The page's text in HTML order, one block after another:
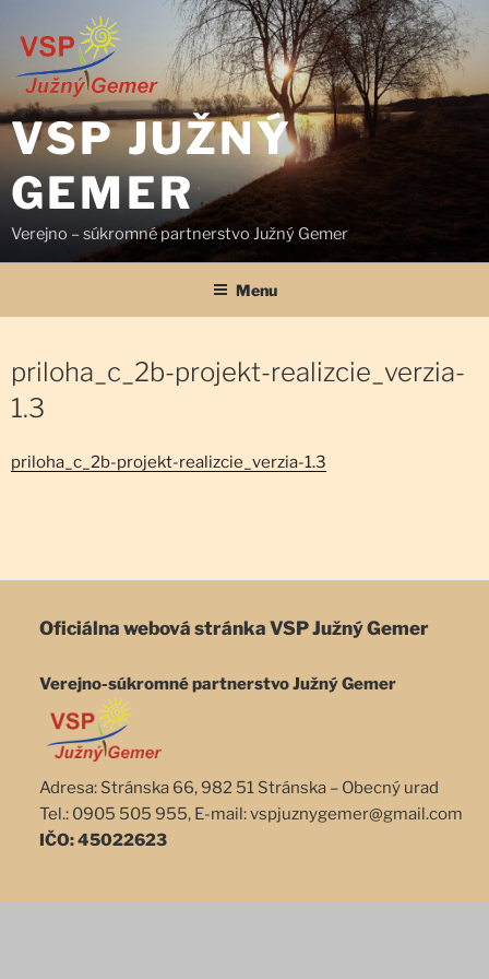
VSP JUŽNÝ
GEMER
Verejno – súkromné partnerstvo Južný Gemer
Menu
priloha_c_2b-projekt-realizcie_verzia-
1.3
priloha_c_2b-projekt-realizcie_verzia-1.3
Oficiálna webová stránka VSP Južný Gemer
Verejno-súkromné partnerstvo Južný Gemer
Adresa: Stránska 66, 982 51 Stránska – Obecný urad
Tel.: 0905 505 955, E-mail: vspjuznygemer@gmail.com
IČO: 45022623